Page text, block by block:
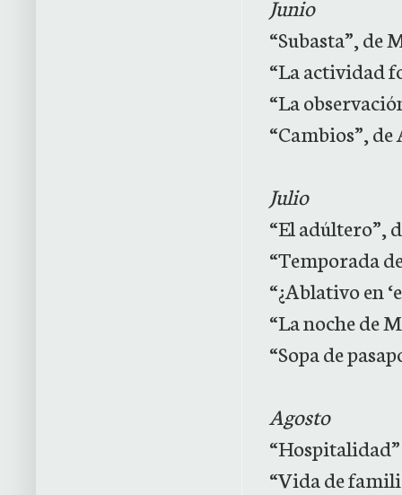
Junio
“Subasta”, de
“La actividad
“La
“Cambios”,
Julio
“El adúltero”,
“Temporada
“¿Ablativo en
“La noche de
“Sopa de
Agosto
“Vida de